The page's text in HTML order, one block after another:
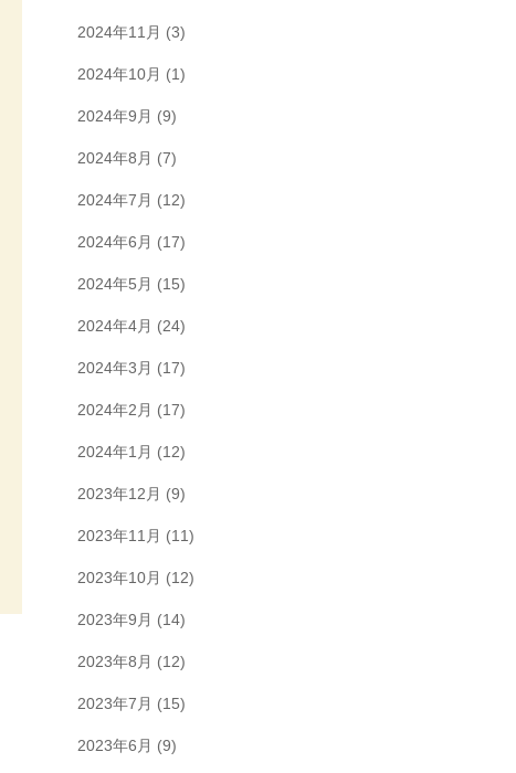
2024年11月 (3)
2024年10月 (1)
2024年9月 (9)
2024年8月 (7)
2024年7月 (12)
2024年6月 (17)
2024年5月 (15)
2024年4月 (24)
2024年3月 (17)
2024年2月 (17)
2024年1月 (12)
2023年12月 (9)
2023年11月 (11)
2023年10月 (12)
2023年9月 (14)
2023年8月 (12)
2023年7月 (15)
2023年6月 (9)